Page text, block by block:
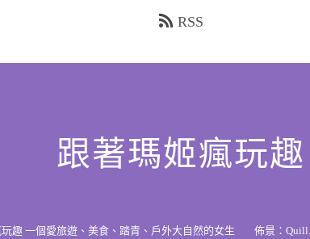
RSS
跟著瑪姬瘋玩趣
趣 一個愛旅遊、美食、踏青、戶外大自然的女生 佈景： Quill.